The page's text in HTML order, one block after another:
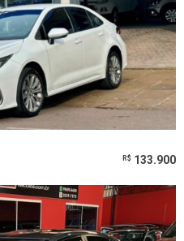
R$ 133.900